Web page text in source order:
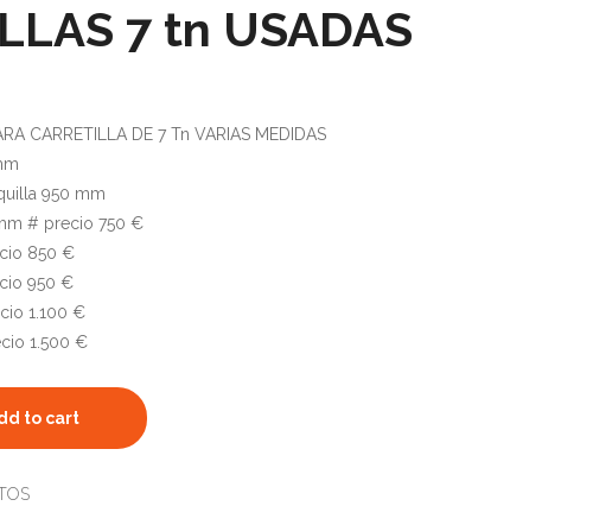
7 tn USADAS
CARRETILLA DE 7 Tn VARIAS MEDIDAS
950 mm
# precio 750 €
850 €
950 €
1.100 €
1.500 €
to cart